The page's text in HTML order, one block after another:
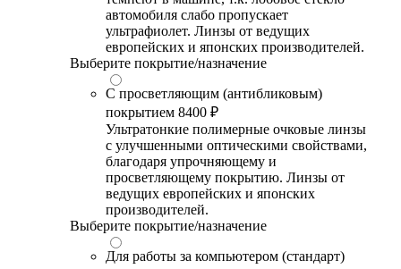
автомобиля слабо пропускает
ультрафиолет. Линзы от ведущих
европейских и японских производителей.
Выберите покрытие/назначение
С просветляющим (антибликовым)
покрытием 8400 ₽
Ультратонкие полимерные очковые линзы
с улучшенными оптическими свойствами,
благодаря упрочняющему и
просветляющему покрытию. Линзы от
ведущих европейских и японских
производителей.
Выберите покрытие/назначение
Для работы за компьютером (стандарт)